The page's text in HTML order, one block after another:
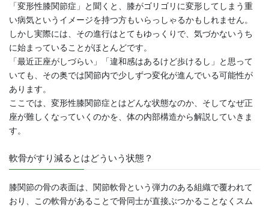
「変形性膝関節症」と聞くと、膝がゴリゴリに変形してしまう重
い病気というイメージを持つ方もいらっしゃるかもしれません。
しかし実際には、その進行はとてもゆっくりで、気づかないうち
に始まっていることがほとんどです。
「最近正座がしづらい」「違和感はあるけど歩けるし」と思って
いても、その奥では関節内で少しずつ変化が進んでいる可能性が
あります。
ここでは、変形性膝関節症とはどんな状態なのか、そしてなぜ正
座が難しくなっていくのかを、体の内部構造から解説していきま
す。
軟骨がすり減るとはどういう状態？
膝関節の骨の表面は、関節軟骨という弾力のある組織で覆われて
おり、この軟骨があることで骨同士が直接ぶつかることなくスム